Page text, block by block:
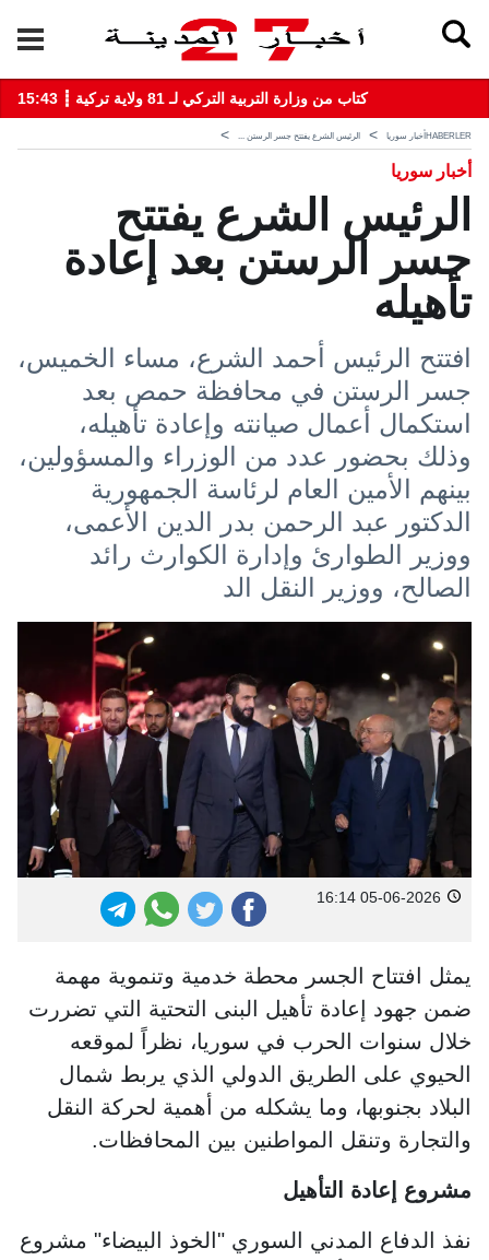
15:43 ┋ كتاب من وزارة التربية التركي لـ 81 ولاية تركية
HABERLER أخبار سوريا الرئيس الشرع يفتتح جسر الرستن ...
أخبار سوريا
الرئيس الشرع يفتتح
جسر الرستن بعد إعادة
تأهيله
افتتح الرئيس أحمد الشرع، مساء الخميس،
جسر الرستن في محافظة حمص بعد
استكمال أعمال صيانته وإعادة تأهيله،
وذلك بحضور عدد من الوزراء والمسؤولين،
بينهم الأمين العام لرئاسة الجمهورية
الدكتور عبد الرحمن بدر الدين الأعمى،
ووزير الطوارئ وإدارة الكوارث رائد
الصالح، ووزير النقل الد
يمثل افتتاح الجسر محطة خدمية وتنموية مهمة
ضمن جهود إعادة تأهيل البنى التحتية التي تضررت
خلال سنوات الحرب في سوريا، نظراً لموقعه
الحيوي على الطريق الدولي الذي يربط شمال
البلاد بجنوبها، وما يشكله من أهمية لحركة النقل
والتجارة وتنقل المواطنين بين المحافظات.
مشروع إعادة التأهيل
نفذ الدفاع المدني السوري "الخوذ البيضاء" مشروع